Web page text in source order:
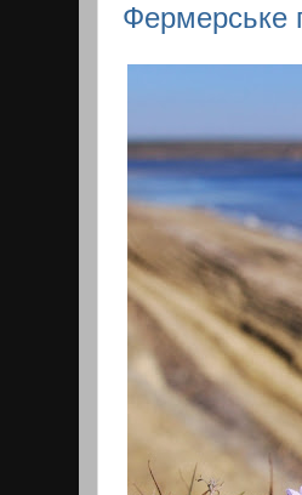
Фермерське